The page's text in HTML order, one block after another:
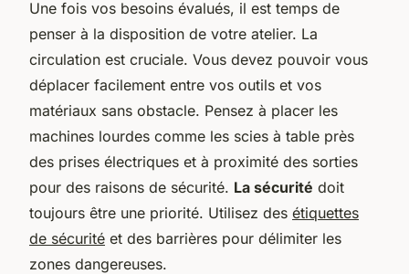
Une fois vos besoins évalués, il est temps de
penser à la disposition de votre atelier. La
circulation est cruciale. Vous devez pouvoir vous
déplacer facilement entre vos outils et vos
matériaux sans obstacle. Pensez à placer les
machines lourdes comme les scies à table près
des prises électriques et à proximité des sorties
pour des raisons de sécurité. La sécurité doit
toujours être une priorité. Utilisez des étiquettes
de sécurité et des barrières pour délimiter les
zones dangereuses.